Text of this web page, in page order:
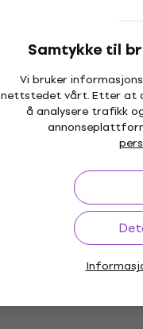
Samtykke til
Vi bruker
nettstedet vårt. Etter at
å analysere trafikk